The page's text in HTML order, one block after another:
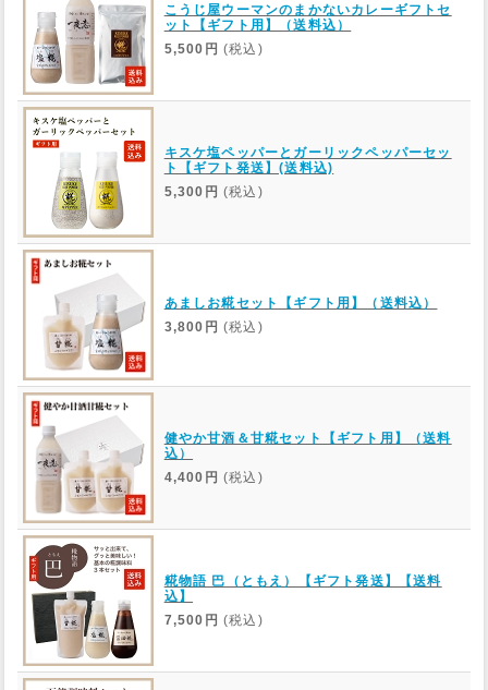
こうじ屋ウーマンのまかないカレーギフトセ
ット【ギフト用】（送料込）
5,500円 (税込)
キスケ塩ペッパーとガーリックペッパーセッ
ト【ギフト発送】(送料込)
5,300円 (税込)
あましお糀セット【ギフト用】（送料込）
3,800円 (税込)
健やか甘酒＆甘糀セット【ギフト用】（送料
込）
4,400円 (税込)
糀物語 巴（ともえ）【ギフト発送】【送料
込】
7,500円 (税込)